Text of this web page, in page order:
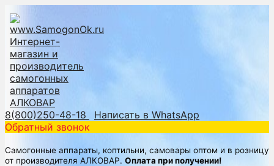
8(800)250-48-18
Написать в WhatsApp
Обратный звонок
Самогонные аппараты, коптильни, самовары оптом и в розницу
от производителя АЛКОВАР. Оплата при получении!